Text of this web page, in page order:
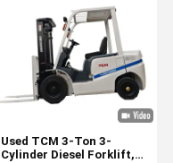
Used TCM 3-Ton 3-
Cylinder Diesel Forklift,